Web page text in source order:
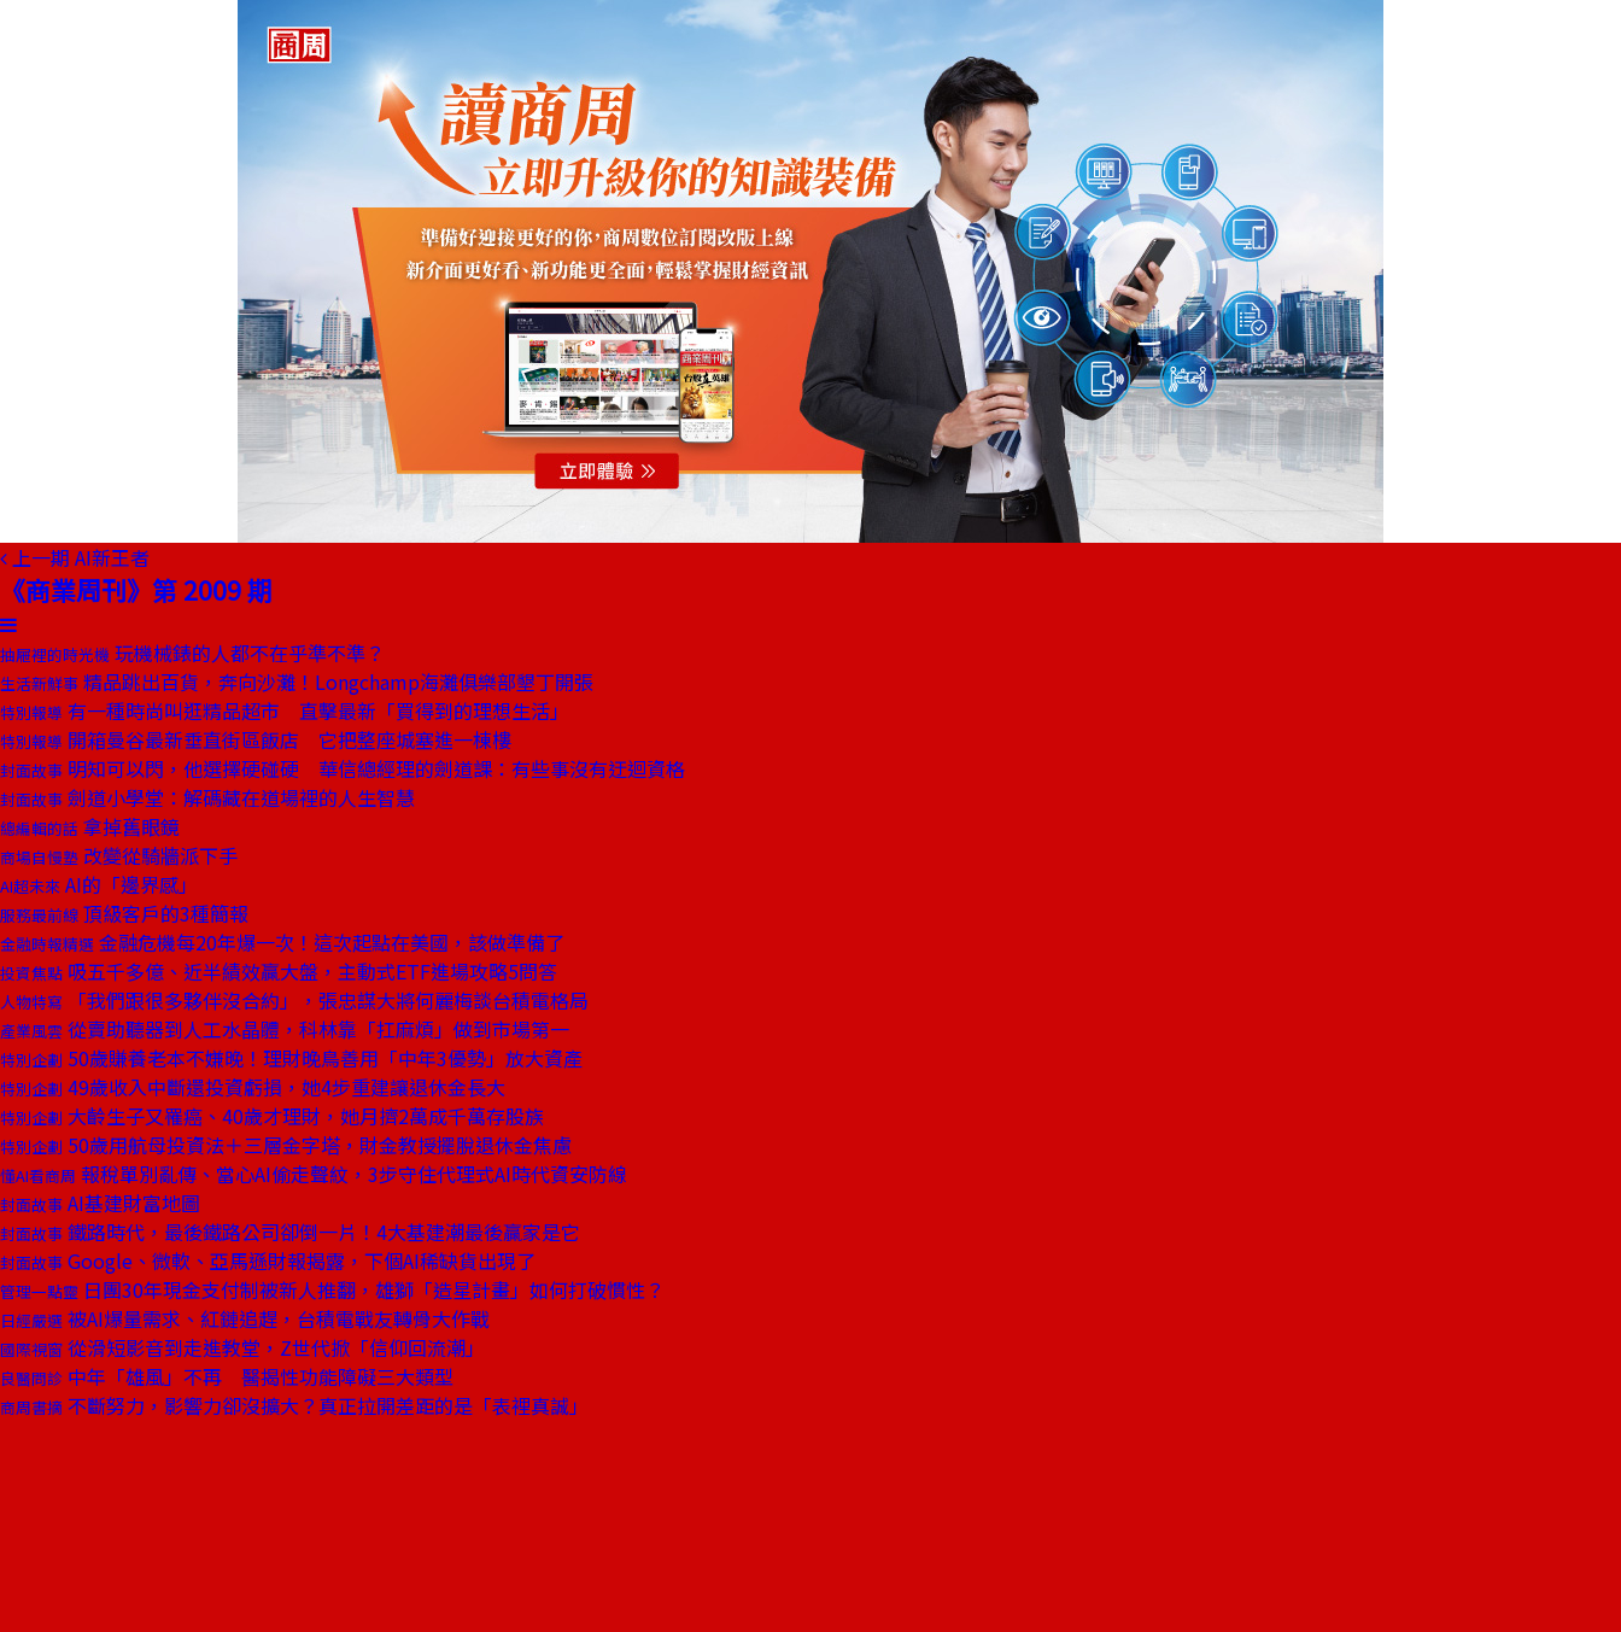
上一期 AI新王者
《商業周刊》第 2009 期
抽屜裡的時光機 玩機械錶的人都不在乎準不準？
生活新鮮事 精品跳出百貨，奔向沙灘！Longchamp海灘俱樂部墾丁開張
特別報導 有一種時尚叫逛精品超市 直擊最新「買得到的理想生活」
特別報導 開箱曼谷最新垂直街區飯店 它把整座城塞進一棟樓
封面故事 明知可以閃，他選擇硬碰硬 華信總經理的劍道課：有些事沒有迂迴資格
封面故事 劍道小學堂：解碼藏在道場裡的人生智慧
總編輯的話 拿掉舊眼鏡
商場自慢塾 改變從騎牆派下手
AI超未來 AI的「邊界感」
服務最前線 頂級客戶的3種簡報
金融時報精選 金融危機每20年爆一次！這次起點在美國，該做準備了
投資焦點 吸五千多億、近半績效贏大盤，主動式ETF進場攻略5問答
人物特寫 「我們跟很多夥伴沒合約」，張忠謀大將何麗梅談台積電格局
產業風雲 從賣助聽器到人工水晶體，科林靠「扛麻煩」做到市場第一
特別企劃 50歲賺養老本不嫌晚！理財晚鳥善用「中年3優勢」放大資產
特別企劃 49歲收入中斷還投資虧損，她4步重建讓退休金長大
特別企劃 大齡生子又罹癌、40歲才理財，她月擠2萬成千萬存股族
特別企劃 50歲用航母投資法＋三層金字塔，財金教授擺脫退休金焦慮
懂AI看商周 報稅單別亂傳、當心AI偷走聲紋，3步守住代理式AI時代資安防線
封面故事 AI基建財富地圖
封面故事 鐵路時代，最後鐵路公司卻倒一片！4大基建潮最後贏家是它
封面故事 Google、微軟、亞馬遜財報揭露，下個AI稀缺貨出現了
管理一點靈 日團30年現金支付制被新人推翻，雄獅「造星計畫」如何打破慣性？
日經嚴選 被AI爆量需求、紅鏈追趕，台積電戰友轉骨大作戰
國際視窗 從滑短影音到走進教堂，Z世代掀「信仰回流潮」
良醫問診 中年「雄風」不再 醫揭性功能障礙三大類型
商周書摘 不斷努力，影響力卻沒擴大？真正拉開差距的是「表裡真誠」